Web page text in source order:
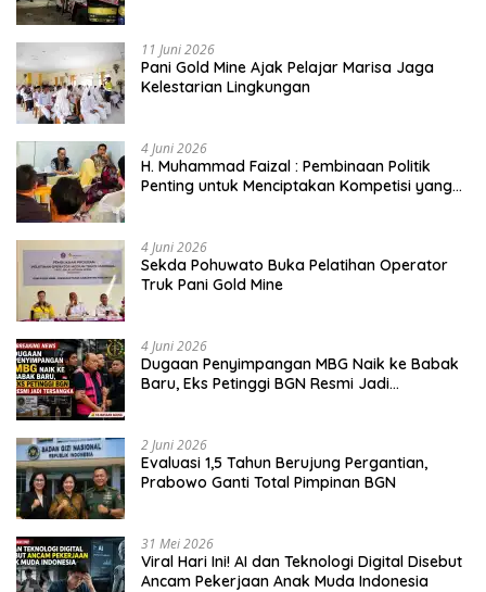
11 Juni 2026
Pani Gold Mine Ajak Pelajar Marisa Jaga
Kelestarian Lingkungan
4 Juni 2026
H. Muhammad Faizal : Pembinaan Politik
Penting untuk Menciptakan Kompetisi yang
4 Juni 2026
Sekda Pohuwato Buka Pelatihan Operator
Truk Pani Gold Mine
4 Juni 2026
Dugaan Penyimpangan MBG Naik ke Babak
Baru, Eks Petinggi BGN Resmi Jadi
2 Juni 2026
Evaluasi 1,5 Tahun Berujung Pergantian,
Prabowo Ganti Total Pimpinan BGN
31 Mei 2026
Viral Hari Ini! AI dan Teknologi Digital Disebut
Ancam Pekerjaan Anak Muda Indonesia